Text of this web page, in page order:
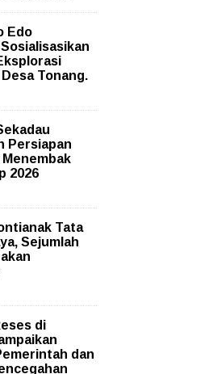
Edo
Tonang.
Persiapan
Menembak
2026
Tata
Sejumlah
di
dan